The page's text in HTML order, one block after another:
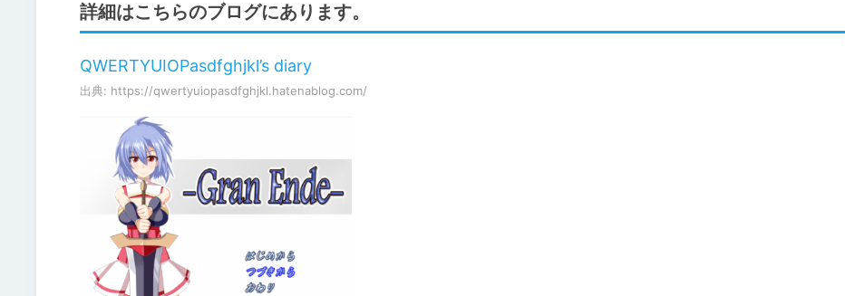
詳細はこちらのブログにあります。
QWERTYUIOPasdfghjkl’s diary
出典: https://qwertyuiopasdfghjkl.hatenablog.com/